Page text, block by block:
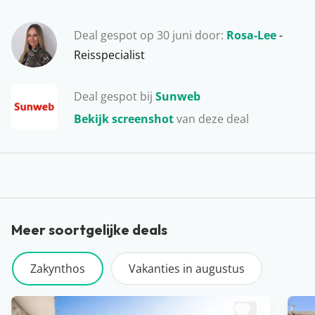
Deal gespot op 30 juni door: Rosa-Lee-
Reisspecialist
Deal gespot bij Sunweb
Bekijk screenshotvan deze deal
langs de beste snorkelplekken; het kan hier allemaal.
Wat de vakantie helemaal compleet maakt is een dagje
varen. Huur zelf een bootje of ga mee op één van de
tours naar bijvoorbeeld Shipwreck Beach. Een dikke
aanrader!
Meer soortgelijke deals
Zakynthos Vakanties in augustus